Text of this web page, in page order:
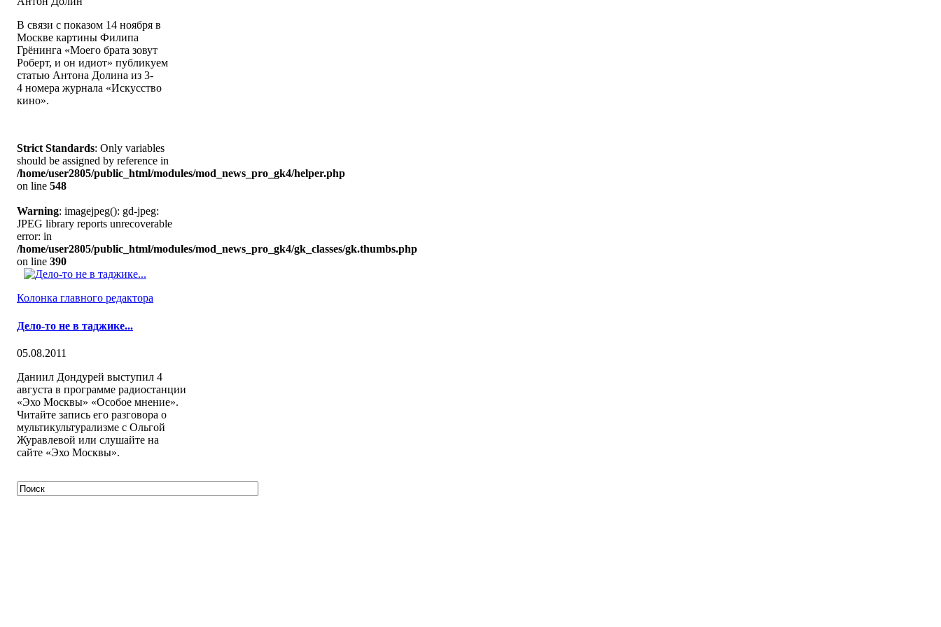
В связи с показом 14 ноября в
Москве картины Филипа
Грёнинга «Моего брата зовут
Роберт, и он идиот» публикуем
статью Антона Долина из 3-
4 номера журнала «Искусство
кино».
Strict Standards: Only variables
should be assigned by reference in
/home/user2805/public_html/modules/mod_news_pro_gk4/helper.php
on line 548
Warning: imagejpeg(): gd-jpeg:
JPEG library reports unrecoverable
error: in
/home/user2805/public_html/modules/mod_news_pro_gk4/gk_classes/gk.thumbs.php
on line 390
Колонка главного редактора
Дело-то не в таджике...
05.08.2011
Даниил Дондурей выступил 4
августа в программе радиостанции
«Эхо Москвы» «Особое мнение».
Читайте запись его разговора о
мультикультурализме с Ольгой
Журавлевой или слушайте на
сайте «Эхо Москвы».